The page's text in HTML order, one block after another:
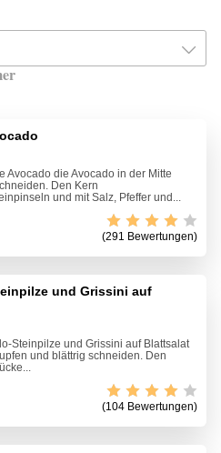
Avocado die Avocado in der Mitte
Den Kern
und mit Salz, Pfeffer und...
(291 Bewertungen)
und Grissini auf
Steinpilze und Grissini auf Blattsalat
und blättrig schneiden. Den
(104 Bewertungen)